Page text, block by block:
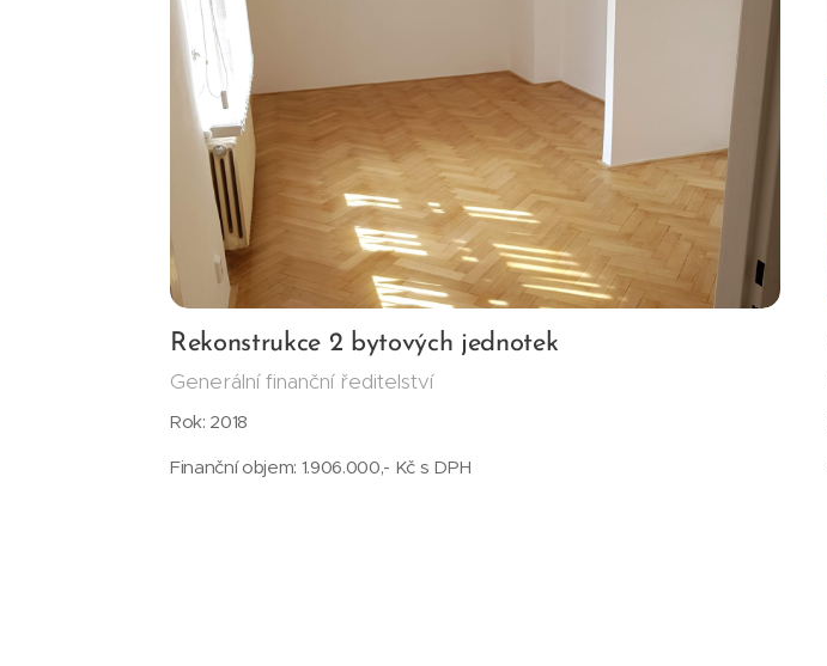
Rekonstrukce 2 bytových jednotek
Generální finanční ředitelství
Rok: 2018
Finanční objem: 1.906.000,- Kč s DPH